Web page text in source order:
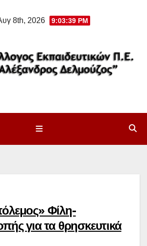
8th, 2026 9:03:39 PM
Φίλη-
για τα θρησκευτικά